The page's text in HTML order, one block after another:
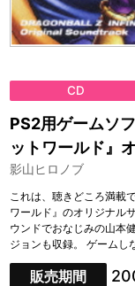
CD
PS2用ゲームソ
ットワールド』
影山ヒロノブ
これは、聴きどころ満載
ワールド』のオリジナル
ウンドでおなじみの山本
ジョンも収録。 ゲームし
販売期間